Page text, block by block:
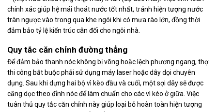
chính xác giúp hệ mái thoát nước tốt nhất, tránh hiện tượng nước
tràn ngược vào trong qua khe ngói khi có mưa rào lớn, đồng thời
đảm bảo tỷ lệ kiến trúc cân đối cho ngôi nhà.
Quy tắc căn chỉnh đường thẳng
Để đảm bảo thanh nóc không bị võng hoặc lệch phương ngang, thợ
thi công bắt buộc phải sử dụng máy laser hoặc dây dọi chuyên
dụng. Sau khi dựng hai bộ vì kèo đầu và cuối, một sợi dây sẽ được
căng dọc theo đỉnh nóc để làm chuẩn cho các vì kèo ở giữa. Việc
tuân thủ quy tắc căn chỉnh này giúp loại bỏ hoàn toàn hiện tượng